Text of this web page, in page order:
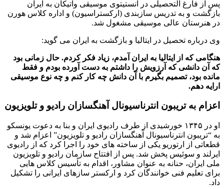
پس از فارغ التحصیلی در انستیتوی موسیقی واتیکان به ایران
بازگشت و به تدریس سازبندی (ارکستراسیون) و اداره کلاس هورن
در هنرستان عالی موسیقی مشغول شد.
وی درباره تحصیل در ایتالیا و بازگشت به ایران می گوید:
هنگامی که از ایتالیا به ایران آمدم، زیاد فکر کردم. حال زمانی بود
که آن دانشی که آرزویش را داشتم به دست آورده بودم و فقط
مانده بود، تصمیم بگیرم با آن دانش چه کار کنم و چه نوع موسیقی
ارایه دهم.
اعزام به تریبون انترناسیونال آهنگسازان رادیو و تلویزیون
او در ۱۳۴۵ خورشیدی از طرف رادیوی ایران و بنا به دعوت یونسکو
به “تریبون انترناسیونال آهنگسازان رادیو و تلویزیون” اعزام شد و
قطعاتی از ارتوریو یکی از ساخته های خود را اجرا کرد که از رادیوی
ایرلند و سوئیس پخش شد. پس از افتتاح سازمان رادیو و تلویزیون
ملی ایران، حنانه به عنوان مشاور، اقدام به تأسیس کلاس‌ هایی
برای تعلیم فنی خوانندگان کرد و ارکستر سازهای ایرانی را تشکیل
داد.